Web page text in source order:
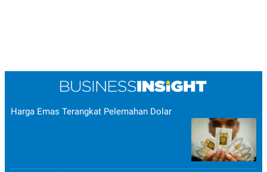
Harga Emas Terangkat Pelemahan Dolar